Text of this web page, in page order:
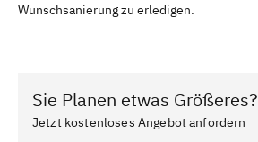
Wunschsanierung zu erledigen.
Sie Planen etwas Größeres?
Jetzt kostenloses Angebot anfordern